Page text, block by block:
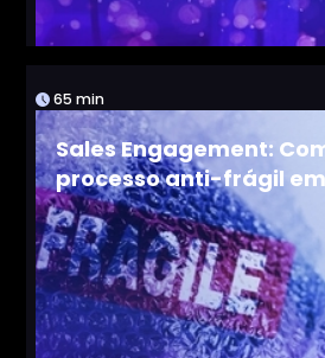
65 min
Sales Engagement:
processo anti-frágil